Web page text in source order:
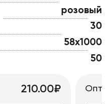
розовый
30
58x1000
50
210.00₽